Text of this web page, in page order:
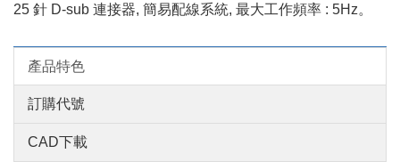
25 針 D-sub 連接器, 簡易配線系統, 最大工作頻率 : 5Hz。
產品特色
訂購代號
CAD下載